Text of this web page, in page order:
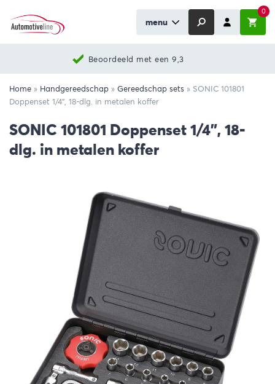
menu
0
Beoordeeld met een 9,3
Home » Handgereedschap » Gereedschap sets » SONIC 101801
Doppenset 1/4”, 18-dlg. in metalen koffer
SONIC 101801 Doppenset 1/4”, 18-
dlg. in metalen koffer